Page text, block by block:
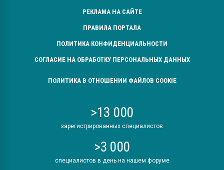
РЕКЛАМА НА САЙТЕ
ПРАВИЛА ПОРТАЛА
ПОЛИТИКА КОНФИДЕНЦИАЛЬНОСТИ
СОГЛАСИЕ НА ОБРАБОТКУ ПЕРСОНАЛЬНЫХ ДАННЫХ
ПОЛИТИКА В ОТНОШЕНИИ ФАЙЛОВ COOKIE
>13 000
зарегистрированных специалистов
>3 000
специалистов в день на нашем форуме